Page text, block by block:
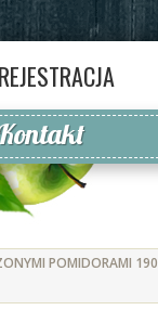
REJESTRACJA
POMIDORAMI 190